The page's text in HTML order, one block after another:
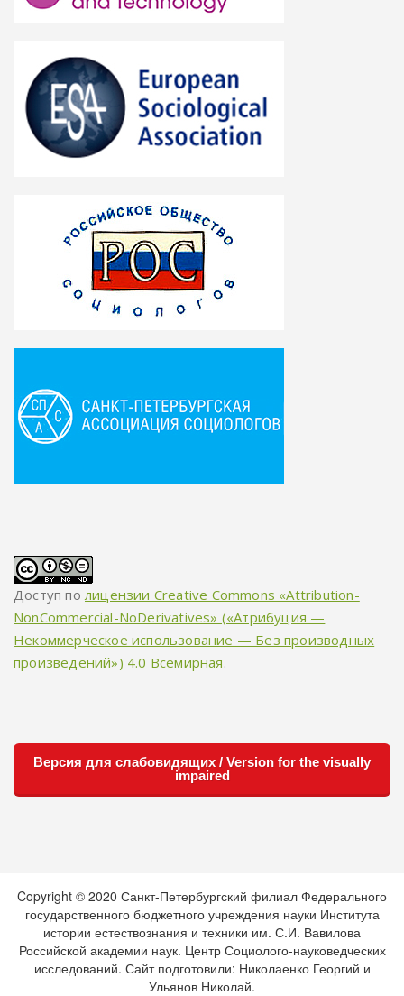
Доступ полицензии Creative Commons «Attribution-
NonCommercial-NoDerivatives» («Атрибуция —
Некоммерческое использование — Без производных
произведений») 4.0 Всемирная.
Версия для слабовидящих / Version for the visually
impaired
Copyright © 2020 Санкт-Петербургский филиал Федерального
государственного бюджетного учреждения науки Института
истории естествознания и техники им. С.И. Вавилова
Российской академии наук. Центр Социолого-науковедческих
исследований. Сайт подготовили: Николаенко Георгий и
Ульянов Николай.